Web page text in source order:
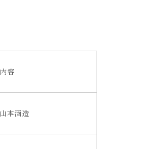
内容
山本酒造